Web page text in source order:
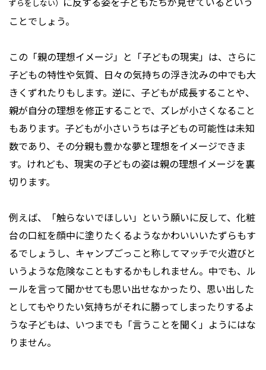
ずらをしない）
ことでしょう。
この「親の理想イメージ」と「子どもの現実」は、さらに
子どもの特性や気質、日々の気持ちの浮き沈みの中でも大
きくずれたりもします。逆に、子どもが成長することや、
親が自分の理想を修正することで、ズレが小さくなること
もあります。子どもが小さいうちは子どもの可能性は未知
数であり、その分親も豊かな夢と理想をイメージできま
す。けれども、現実の子どもの姿は親の理想イメージを裏
切ります。
例えば、「触らないでほしい」という願いに反して、化粧
台の口紅を顔中に塗りたくるようなかわいいいたずらもす
るでしょうし、キャンプごっこと称してマッチで火遊びと
いうような危険なこともするかもしれません。中でも、ル
ールを言って聞かせても思い出せなかったり、思い出した
としてもやりたい気持ちがそれに勝ってしまったりするよ
うな子どもは、いつまでも「言うことを聞く」ようにはな
りません。